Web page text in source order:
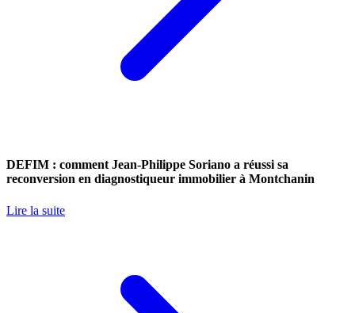
DEFIM : comment Jean-Philippe Soriano a réussi sa
reconversion en diagnostiqueur immobilier à Montchanin
Lire la suite